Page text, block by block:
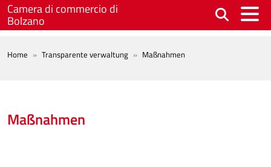
Skip to main content
Camera di commercio di
Bolzano
BREADCRUMB
Home Transparente verwaltung Maßnahmen
Maßnahmen